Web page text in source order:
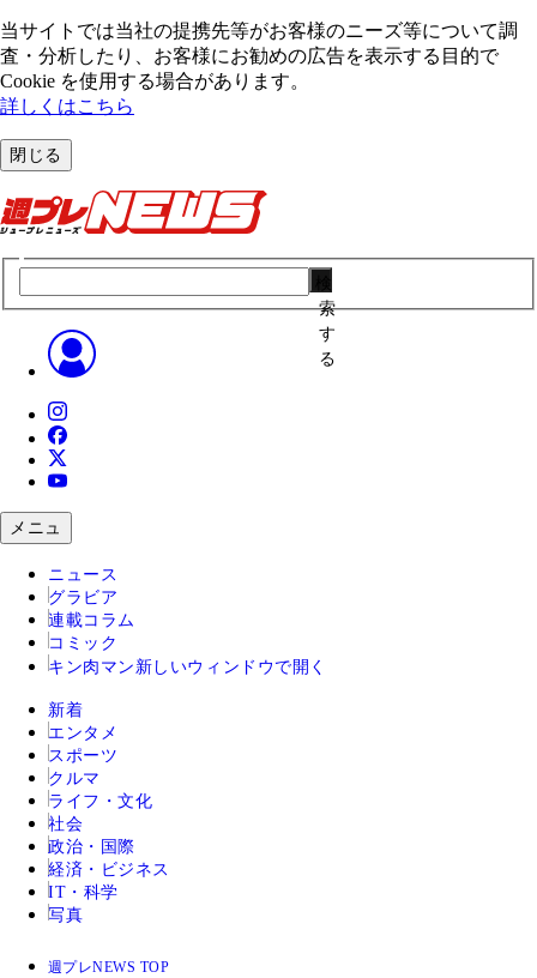
当サイトでは当社の提携先等がお客様のニーズ等について調
査・分析したり、お客様にお勧めの広告を表⽰する⽬的で
Cookie を使⽤する場合があります。
詳しくはこちら
閉じる
索
す
る
メニュ
ニュース
グラビア
連載コラム
コミック
キン肉マン 新しいウィンドウで開く
新着
エンタメ
スポーツ
クルマ
ライフ・文化
社会
政治・国際
経済・ビジネス
IT・科学
写真
週プレNEWS TOP